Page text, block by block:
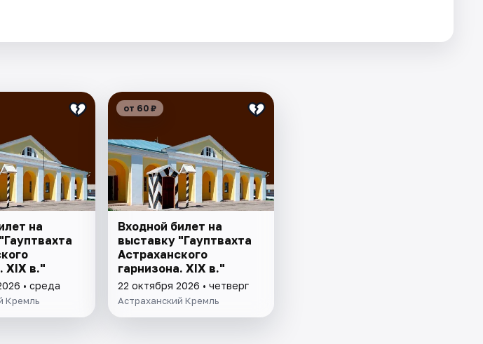
на
XIX в."
• среда
Кремль
от 60 ₽
Входной билет на
выставку "Гауптвахта
Астраханского
гарнизона. XIX в."
22 октября 2026 • четверг
Астраханский Кремль